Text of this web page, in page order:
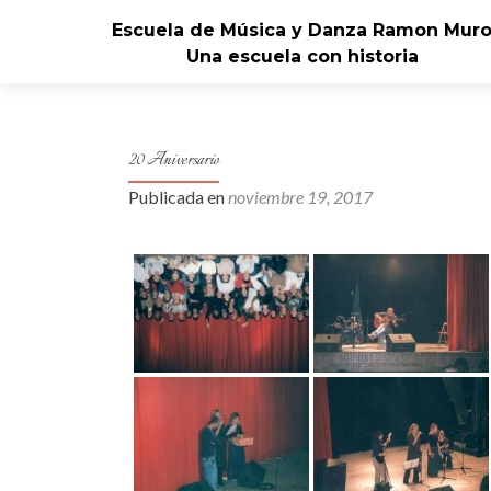
Escuela de Música y Danza Ramon Muro
Una escuela con historia
20 Aniversario
Publicada ennoviembre 19, 2017